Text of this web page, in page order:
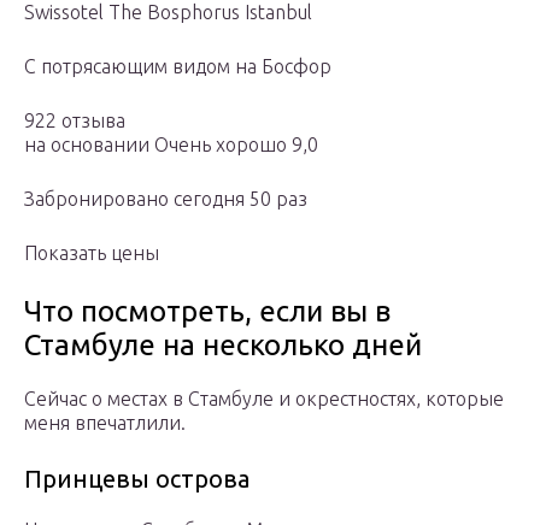
Swissotel The Bosphorus Istanbul
С потрясающим видом на Босфор
922 отзыва
на основании Очень хорошо 9,0
Забронировано сегодня 50 раз
Показать цены
Что посмотреть, если вы в
Стамбуле на несколько дней
Сейчас о местах в Стамбуле и окрестностях, которые
меня впечатлили.
Принцевы острова